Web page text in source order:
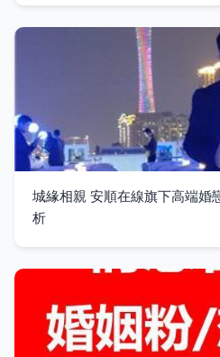
城緣相親 安順在線旗下高端婚
析